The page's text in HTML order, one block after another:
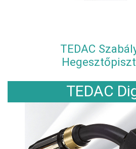
TEDAC
TEDAC